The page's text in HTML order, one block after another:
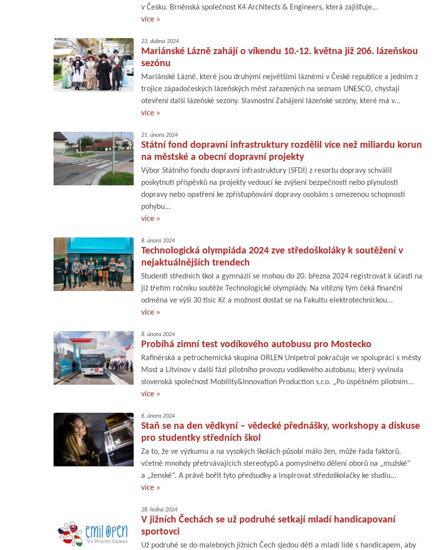
v Česku. Brněnská společnost K4 Architects & Engineers, která zajišťuje...
více »
23. dubna 2024
Mariánské Lázně zahájí o víkendu 10.-12. května již 206. lázeňskou
sezónu
Mariánské Lázně, které jsou druhými největšími lázněmi v České republice a jedním z
trojice západočeských lázeňských měst zařazených na seznam UNESCO, chystají
otevření další lázeňské sezóny. Slavnostní Zahájení lázeňské sezóny, které má v...
více »
21. února 2024
Státní fond dopravní infrastruktury rozdělil více než miliardu korun
na městské a obecní dopravní projekty
Výbor Státního fondu dopravní infrastruktury (SFDI) z resortu dopravy schválil
poskytnutí příspěvků na projekty vedoucí ke zvýšení bezpečnosti nebo plynulosti
dopravy nebo opatření ke zpřístupňování dopravy osobám s omezenou schopností
pohybu...
více »
8. února 2024
Technologická olympiáda 2024 zve středoškoláky k soutěžení v
nejaktuálnějších trendech
Studenti středních škol a gymnázií se mohou do 20. března 2024 registrovat k účasti na
již třetím ročníku soutěže Technologické olympiády. Na vítězný tým čeká finanční
odměna ve výši 30 tisíc Kč a možnost dostat se na Fakultu elektrotechnickou...
více »
8. února 2024
Probíhá zimní test vodíkového autobusu pro Mostecko
Rafinérská a petrochemická skupina ORLEN Unipetrol pokračuje ve spolupráci s městy
Most a Litvínov v další fázi pilotního provozu vodíkového autobusu, který vyvinula
slovenská společnost Mobility&Innovation Production s.r.o. „Po úspěšném pilotním...
více »
6. února 2024
Staň se na den vědkyní – vědecké přednášky, workshopy a diskuse
pro studentky středních škol
Za to, že ve výzkumu a na vysokých školách působí málo žen, může řada faktorů,
včetně mnohdy přetrvávajících stereotypů a pomyslného dělení oborů na „mužské“
a „ženské“. A právě bořit tyto předsudky a inspirovat středoškolačky ke studiu...
více »
28. ledna 2024
V jižních Čechách se už podruhé setkají mladí handicapovaní
sportovci
Už podruhé se do malebných jižních Čech sjedou děti a mladí lidé s handicapem, aby